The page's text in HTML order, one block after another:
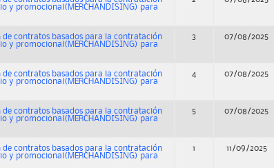
y promocional(MERCHANDISING) para
contratos basados para la contratación
y promocional(MERCHANDISING) para
3 07/08/2025
contratos basados para la contratación
y promocional(MERCHANDISING) para
4 07/08/2025
contratos basados para la contratación
y promocional(MERCHANDISING) para
5 07/08/2025
contratos basados para la contratación
y promocional(MERCHANDISING) para
1 11/09/2025